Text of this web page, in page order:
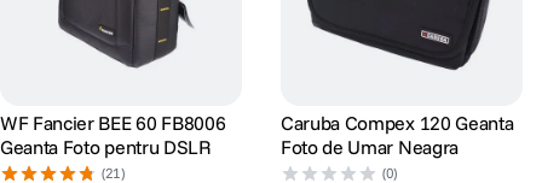
WF Fancier BEE 60 FB8006
Geanta Foto pentru DSLR
(21)
Caruba Compex 120 Geanta
Foto de Umar Neagra
(0)